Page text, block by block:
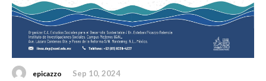
epicazzo Sep 10, 2024